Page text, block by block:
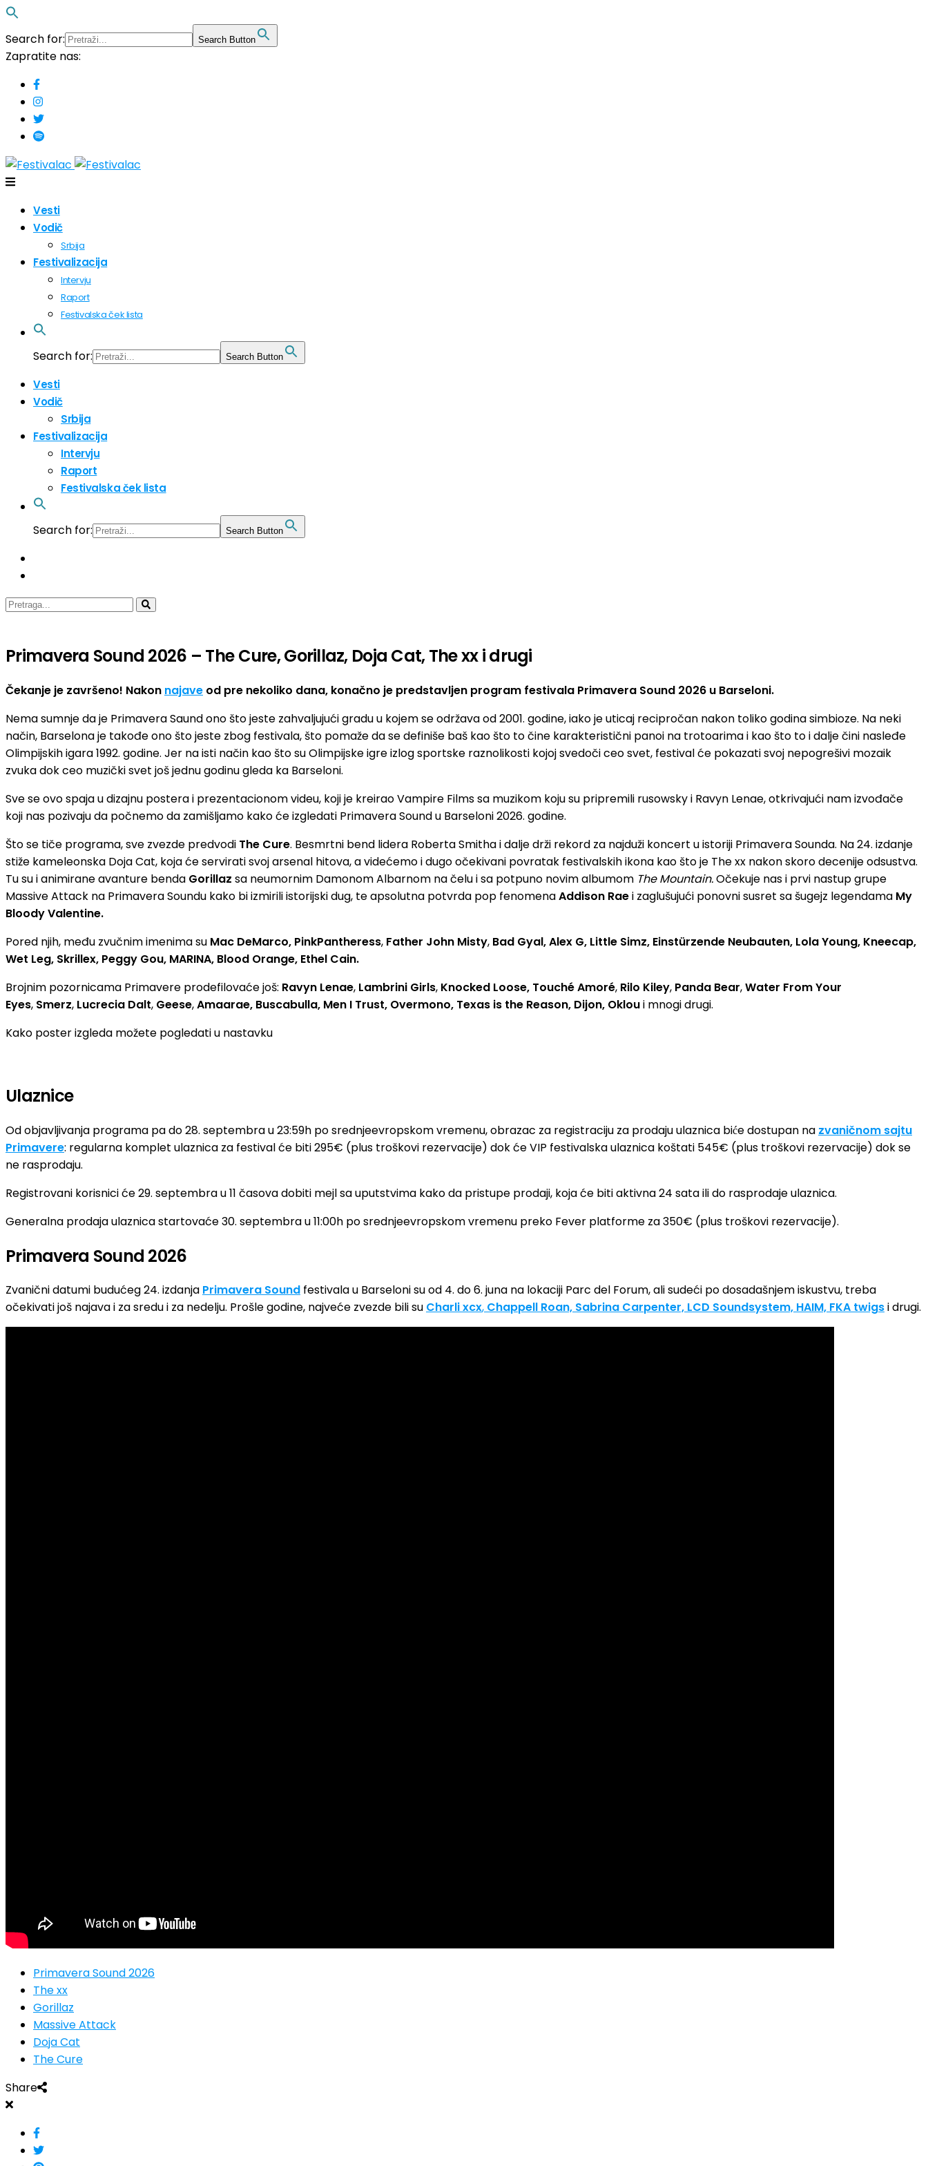
Search for: Search Button
Zapratite nas:
Vesti
Vodič
Srbija
Festivalizacija
Intervju
Raport
Festivalska ček lista
Search for: Search Button
Vesti
Vodič
Srbija
Festivalizacija
Intervju
Raport
Festivalska ček lista
Search for: Search Button
Primavera Sound 2026 – The Cure, Gorillaz, Doja Cat, The xx i drugi
Čekanje je završeno! Nakon najave od pre nekoliko dana, konačno je predstavljen program festivala Primavera Sound 2026 u Barseloni.
Nema sumnje da je Primavera Saund ono što jeste zahvaljujući gradu u kojem se održava od 2001. godine, iako je uticaj recipročan nakon toliko godina simbioze. Na neki
način, Barselona je takođe ono što jeste zbog festivala, što pomaže da se definiše baš kao što to čine karakteristični panoi na trotoarima i kao što to i dalje čini nasleđe
Olimpijskih igara 1992. godine. Jer na isti način kao što su Olimpijske igre izlog sportske raznolikosti kojoj svedoči ceo svet, festival će pokazati svoj nepogrešivi mozaik
zvuka dok ceo muzički svet još jednu godinu gleda ka Barseloni.
Sve se ovo spaja u dizajnu postera i prezentacionom videu, koji je kreirao Vampire Films sa muzikom koju su pripremili rusowsky i Ravyn Lenae, otkrivajući nam izvođače
koji nas pozivaju da počnemo da zamišljamo kako će izgledati Primavera Sound u Barseloni 2026. godine.
Što se tiče programa, sve zvezde predvodi The Cure. Besmrtni bend lidera Roberta Smitha i dalje drži rekord za najduži koncert u istoriji Primavera Sounda. Na 24. izdanje
stiže kameleonska Doja Cat, koja će servirati svoj arsenal hitova, a videćemo i dugo očekivani povratak festivalskih ikona kao što je The xx nakon skoro decenije odsustva.
Tu su i animirane avanture benda Gorillaz sa neumornim Damonom Albarnom na čelu i sa potpuno novim albumom The Mountain.Očekuje nas i prvi nastup grupe
Massive Attack na Primavera Soundu kako bi izmirili istorijski dug, te apsolutna potvrda pop fenomenaAddison Raei zaglušujući ponovni susret sa šugejz legendama My
Bloody Valentine.
Pored njih, među zvučnim imenima su Mac DeMarco, PinkPantheress, Father John Misty, Bad Gyal, Alex G, Little Simz, Einstürzende Neubauten, Lola Young, Kneecap,
Wet Leg, Skrillex, Peggy Gou, MARINA, Blood Orange, Ethel Cain.
Brojnim pozornicama Primavere prodefilovaće još: Ravyn Lenae, Lambrini Girls, Knocked Loose, Touché Amoré, Rilo Kiley, Panda Bear,Water From Your
Eyes, Smerz, Lucrecia Dalt, Geese,Amaarae, Buscabulla, Men I Trust, Overmono, Texas is the Reason, Dijon, Okloui mnogi drugi.
Kako poster izgleda možete pogledati u nastavku
Ulaznice
Od objavljivanja programa pa do 28. septembra u 23:59h po srednjeevropskom vremenu, obrazac za registraciju za prodaju ulaznica biće dostupan na zvaničnom sajtu
Primavere: regularna komplet ulaznica za festival će biti 295€ (plus troškovi rezervacije) dok će VIP festivalska ulaznica koštati 545€ (plus troškovi rezervacije) dok se
ne rasprodaju.
Registrovani korisnici će 29. septembra u 11 časova dobiti mejl sa uputstvima kako da pristupe prodaji, koja će biti aktivna 24 sata ili do rasprodaje ulaznica.
Generalna prodaja ulaznica startovaće 30. septembra u 11:00h po srednjeevropskom vremenu preko Fever platforme za 350€ (plus troškovi rezervacije).
Primavera Sound 2026
Zvanični datumi budućeg 24. izdanja Primavera Sound festivala u Barseloni su od 4. do 6. juna na lokaciji Parc del Forum, ali sudeći po dosadašnjem iskustvu, treba
očekivati još najava i za sredu i za nedelju. Prošle godine, najveće zvezde bili su Charli xcx, Chappell Roan, Sabrina Carpenter, LCD Soundsystem, HAIM, FKA twigsi drugi.
Primavera Sound 2026
The xx
Gorillaz
Massive Attack
Doja Cat
The Cure
Share